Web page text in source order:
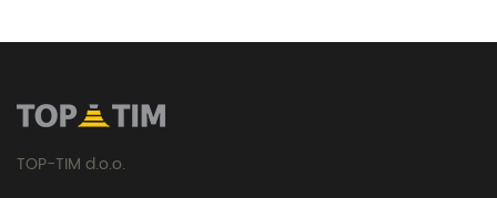
TOP-TIM d.o.o.